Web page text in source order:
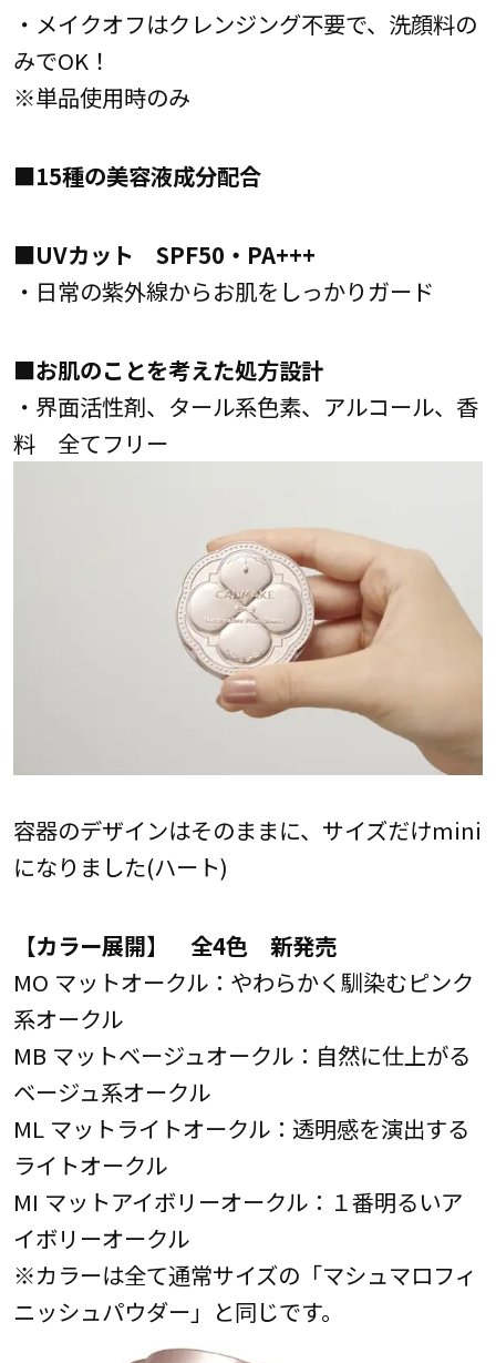
・メイクオフはクレンジング不要で、洗顔料の
みでOK！
※単品使用時のみ
■15種の美容液成分配合
■UVカット SPF50・PA+++
・日常の紫外線からお肌をしっかりガード
■お肌のことを考えた処方設計
・界面活性剤、タール系色素、アルコール、香
料 全てフリー
容器のデザインはそのままに、サイズだけmini
になりました(ハート)
【カラー展開】 全4色 新発売
MO マットオークル：やわらかく馴染むピンク
系オークル
MB マットベージュオークル：自然に仕上がる
ベージュ系オークル
ML マットライトオークル：透明感を演出する
ライトオークル
MI マットアイボリーオークル：１番明るいア
イボリーオークル
※カラーは全て通常サイズの「マシュマロフィ
ニッシュパウダー」と同じです。